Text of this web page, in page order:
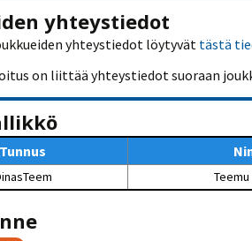
Ilmoita epäasiallisesta
käytöksestä
6-divisioona
Sarjatiedotteet
Pelipaikat ja
joukkueiden
yhteyshenkilöt
Seurasiirrot
Kisajärjestäjien
Seuratiedotteet
yhteystiedot
yhteystiedot löytyvät tästä
on liittää yhteystiedot suoraan
Tunnus
Teemu